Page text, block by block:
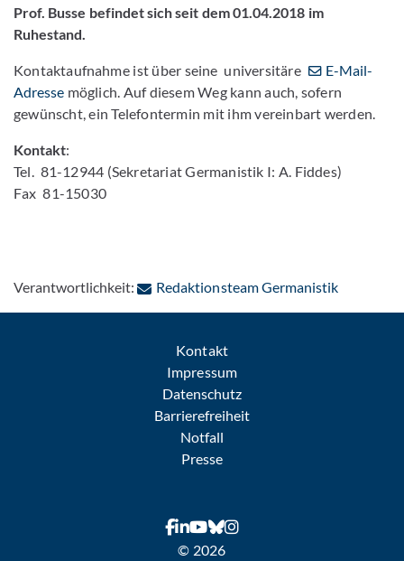
Prof. Busse befindet sich seit dem 01.04.2018 im
Ruhestand.
Kontaktaufnahme ist über seine universitäre
E-Mail-
Adresse möglich. Auf diesem Weg kann auch, sofern
gewünscht, ein Telefontermin mit ihm vereinbart werden.
Kontakt:
Tel. 81-12944 (Sekretariat Germanistik I: A. Fiddes)
Fax 81-15030
Verantwortlichkeit: Redaktionsteam Germanistik: Per E-
Kontakt
Impressum
Datenschutz
Barrierefreiheit
Notfall
Presse
© 2026